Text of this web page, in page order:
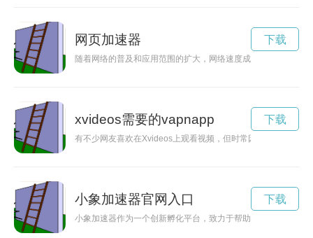
网页加速器
随着网络的普及和应用范围的扩大，网络速度成为了人们工作
下载
xvideos需要的vapnapp
有不少网友喜欢在Xvideos上观看视频，但时常因网速问题导致
下载
小象加速器官网入口
小象加速器作为一个创新孵化平台，致力于帮助年轻创业者加
下载